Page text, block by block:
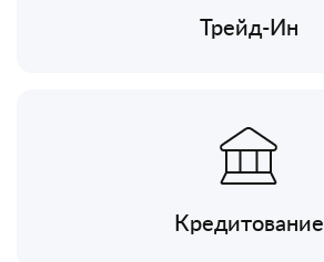
Трейд-Ин
Кредитование